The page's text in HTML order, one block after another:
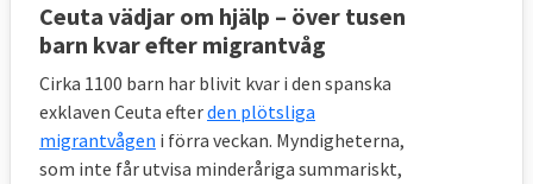
Ceuta vädjar om hjälp – över tusen
barn kvar efter migrantvåg
Cirka 1100 barn har blivit kvar i den spanska
exklaven Ceuta efterden plötsliga
migrantvågen i förra veckan. Myndigheterna,
som inte får utvisa minderåriga summariskt,